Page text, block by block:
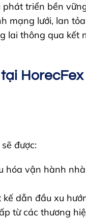
triển bền
mạng lưới, lan
lai thông qua kết
được:
hóa vận hành
dẫn đầu xu
từ các thương